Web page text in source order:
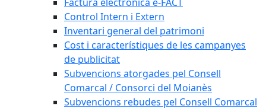
Control Intern i Extern
Inventari general del patrimoni
Cost i característiques de les campanyes
de publicitat
Subvencions atorgades pel Consell
Comarcal / Consorci del Moianès
Subvencions rebudes pel Consell Comarcal